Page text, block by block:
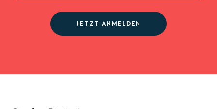
JETZT ANMELDEN